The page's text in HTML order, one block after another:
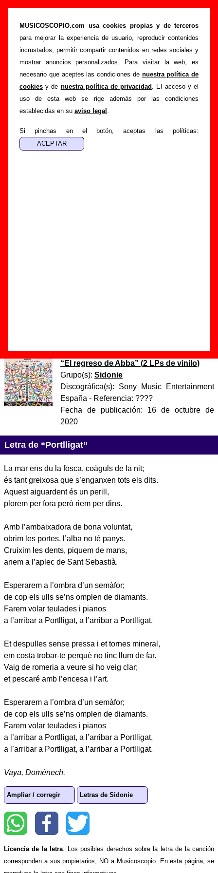
MUSICOSCOPIO.com usa cookies propias y de terceros
para mejorar la experiencia de usuario, reproducir contenidos
incrustados, permitir compartir contenidos en redes sociales y
mostrar anuncios personalizados. Para visitar la web, es
necesario que aceptes las condiciones de nuestra política de
cookies y de nuestra política de privacidad . El acceso y el
uso de esta web se rige además por las condiciones
establecidas en su aviso legal .
Si pinchas en el botón, aceptas las políticas:
“Portlligat”, canción de Sidonie (Letra e
información)
Portada >Sidonie >Canciones >Portlligat
Esta página pretende recopilar todo tipo de información
sobre lacanción "Portlligat" interpretada porSidonie
Además de su letra, también aparecerá información sobre el
autor o los autores, sobre los discos en los que está incluido
este tema, sobre la grabación del mismo, sobre versiones a
información adicional, puedes ayudar acompletar esta
información.
“ El regreso de Abba” (2 LPs de vinilo)
Grupo(s): Sidonie
Discográfica(s): Sony Music Entertainment
España - Referencia: ????
Fecha de publicación: 16 de octubre de
2020
Letra de “Portlligat”
La mar ens du la fosca, coàguls de la nit;
és tant greixosa que s’enganxen tots els dits.
Aquest aiguardent és un perill,
plorem per fora però riem per dins.
Amb l’ambaixadora de bona voluntat,
obrim les portes, l’alba no té panys.
Cruixim les dents, piquem de mans,
anem a l’aplec de Sant Sebastià.
Esperarem a l’ombra d’un semàfor;
de cop els ulls se’ns omplen de diamants.
Farem volar teulades i pianos
a l’arribar a Portlligat, a l’arribar a Portlligat.
Et despulles sense pressa i et tornes mineral,
em costa trobar-te perquè no tinc llum de far.
Vaig de romeria a veure si ho veig clar;
et pescaré amb l’encesa i l’art.
Esperarem a l’ombra d’un semàfor;
de cop els ulls se’ns omplen de diamants.
Farem volar teulades i pianos
a l’arribar a Portlligat, a l’arribar a Portlligat,
a l’arribar a Portlligat, a l’arribar a Portlligat.
Vaya, Domènech.
Ampliar / corregir Letras de Sidonie
Licencia de la letra: Los posibles derechos sobre la letra de la canción
corresponden a sus propietarios, NO a Musicoscopio. En esta página, se